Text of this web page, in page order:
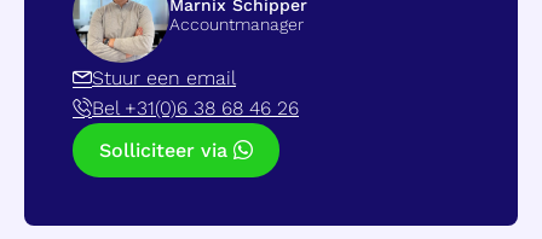
Marnix Schipper
Accountmanager
Stuur een email
Bel +31(0)6 38 68 46 26
Solliciteer via